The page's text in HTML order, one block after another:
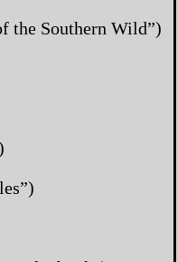
the Southern Wild”)